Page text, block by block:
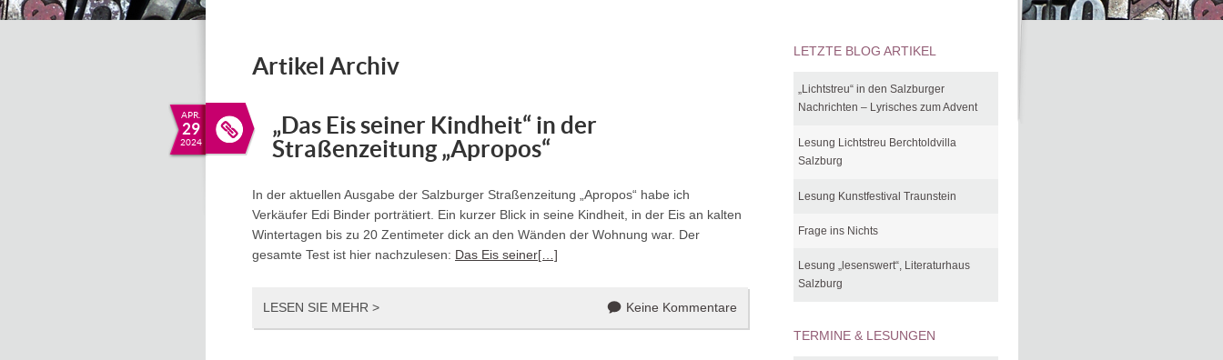
Artikel Archiv
APR.
29
2024
„Das Eis seiner Kindheit“ in der
Straßenzeitung „Apropos“
In der aktuellen Ausgabe der Salzburger Straßenzeitung „Apropos“ habe ich
Verkäufer Edi Binder porträtiert. Ein kurzer Blick in seine Kindheit, in der Eis an kalten
Wintertagen bis zu 20 Zentimeter dick an den Wänden der Wohnung war. Der
gesamte Test ist hier nachzulesen: Das Eis seiner[…]
LESEN SIE MEHR > Keine Kommentare
LETZTE BLOG ARTIKEL
„Lichtstreu“ in den Salzburger
Nachrichten – Lyrisches zum Advent
Lesung Lichtstreu Berchtoldvilla
Salzburg
Lesung Kunstfestival Traunstein
Frage ins Nichts
Lesung „lesenswert“, Literaturhaus
Salzburg
TERMINE & LESUNGEN